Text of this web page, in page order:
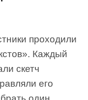
проходили
Каждый
скетч
его